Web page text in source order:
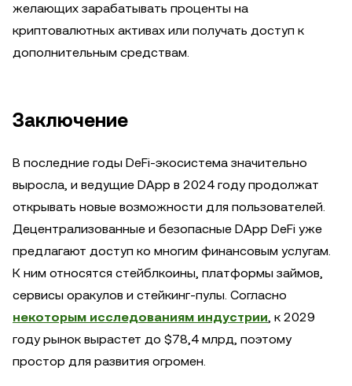
желающих зарабатывать проценты на
криптовалютных активах или получать доступ к
дополнительным средствам.
Заключение
В последние годы DeFi-экосистема значительно
выросла, и ведущие DApp в 2024 году продолжат
открывать новые возможности для пользователей.
Децентрализованные и безопасные DApp DeFi уже
предлагают доступ ко многим финансовым услугам.
К ним относятся стейблкоины, платформы займов,
сервисы оракулов и стейкинг-пулы. Согласно
некоторым исследованиям индустрии , к 2029
году рынок вырастет до $78,4 млрд, поэтому
простор для развития огромен.